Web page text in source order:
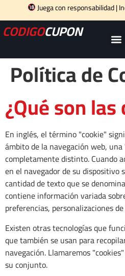
Juega con responsabilidad |
CODIGOCUPON
Política de
¿Qué son
En inglés, el término "cookie"
ámbito de la navegación web,
completamente distinto. Cuando
en el navegador de su dispositivo
cantidad de texto que se
contiene información variada
preferencias, personalizaciones
Existen otras tecnologías que
que también se usan para
navegación. Llamaremos
su conjunto.